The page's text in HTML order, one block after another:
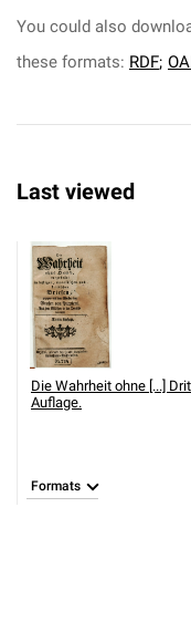
You could also
these formats: RDF;
Last viewed
Die Wahrheit ohne [...]
Auflage.
Formats